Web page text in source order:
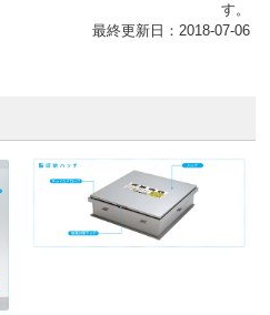
す。
最終更新日：2018-07-06